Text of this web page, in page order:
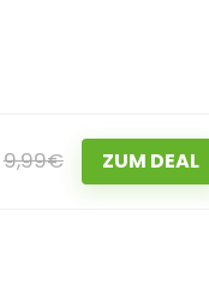
9,99€ ZUM DEAL